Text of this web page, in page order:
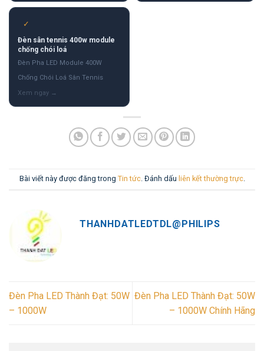
✓
Đèn sân tennis 400w module
chống chói loá
Đèn Pha LED Module 400W
Chống Chói Loá Sân Tennis
Bài viết này được đăng trong Tin tức. Đánh dấu liên kết thường trực.
THANHDATLEDTDL@PHILIPS
Đèn Pha LED Thành Đạt: 50W
– 1000W
Đèn Pha LED Thành Đạt: 50W
– 1000W Chính Hãng